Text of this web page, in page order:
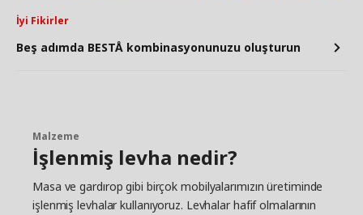
İyi Fikirler
Beş adımda BESTÅ kombinasyonunuzu oluşturun
Malzeme
İşlenmiş levha nedir?
Masa ve gardırop gibi birçok mobilyalarımızın üretiminde
işlenmiş levhalar kullanıyoruz. Levhalar hafif olmalarının